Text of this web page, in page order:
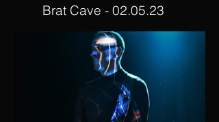
Brat Cave - 02.05.23